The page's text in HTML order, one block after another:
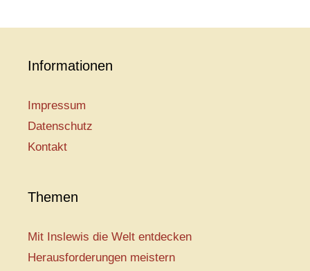
Informationen
Impressum
Datenschutz
Kontakt
Themen
Mit Inslewis die Welt entdecken
Herausforderungen meistern